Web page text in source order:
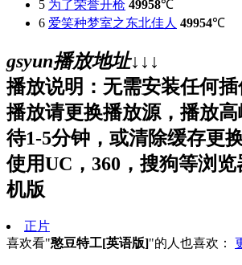
5 为了荣誉开枪 49958℃
6 爱笑种梦室之东北佳人 49954℃
gsyun播放地址↓↓↓
播放说明：无需安装任何
播放请更换播放源，播放
待1-5分钟，或清除缓存更
使用UC，360，搜狗等浏
机版
正片
喜欢看"憨豆特工[英语版]"的人也喜欢：